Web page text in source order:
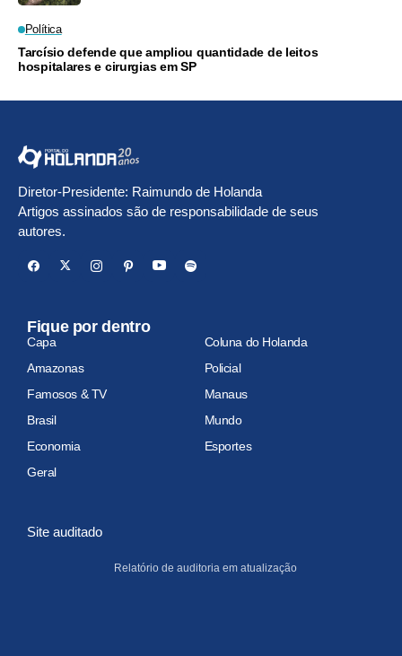
Política
Tarcísio defende que ampliou quantidade de leitos
hospitalares e cirurgias em SP
Diretor-Presidente: Raimundo de Holanda
Artigos assinados são de responsabilidade de seus
autores.
Fique por dentro
Capa
Coluna do Holanda
Amazonas
Policial
Famosos & TV
Manaus
Brasil
Mundo
Economia
Esportes
Geral
Site auditado
Relatório de auditoria em atualização